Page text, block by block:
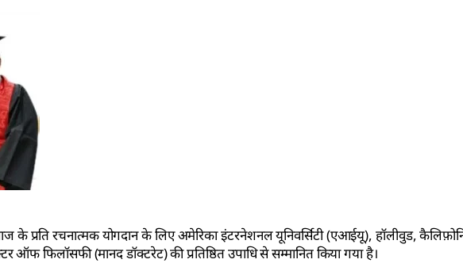
प्रति रचनात्मक योगदान के लिए अमेरिका इंटरनेशनल यूनिवर्सिटी (एआईयू), हॉलीवुड,
ऑफ फिलॉसफी (मानद डॉक्टरेट) की प्रतिष्ठित उपाधि से सम्मानित किया गया है।